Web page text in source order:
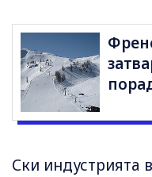
Ски индустрията